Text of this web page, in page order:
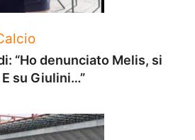
“Ho denunciato Melis, si
su Giulini…”